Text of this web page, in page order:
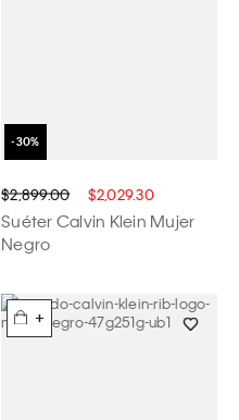
$2,899.00 $2,029.30
Suéter Calvin Klein Mujer
Negro
+